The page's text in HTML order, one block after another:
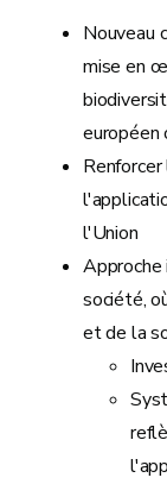
Nouveau
mise en
européen
l'Union
société,
et de la